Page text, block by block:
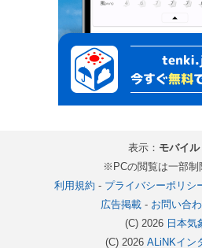
表示： モバイル
※PCの閲覧は一部制
利用規約 - プライバシーポリシ
広告掲載- お問い合
(C) 2026 日本気
(C) 2026 ALiNKイン